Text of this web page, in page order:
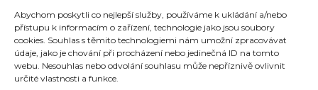
Abychom poskytli co nejlepší služby, používáme k ukládání a/nebo
přístupu k informacím o zařízení, technologie jako jsou soubory
cookies. Souhlas s těmito technologiemi nám umožní zpracovávat
údaje, jako je chování při procházení nebo jedinečná ID na tomto
webu. Nesouhlas nebo odvolání souhlasu může nepříznivě ovlivnit
určité vlastnosti a funkce.
MČR PEC SLOPESTYLE